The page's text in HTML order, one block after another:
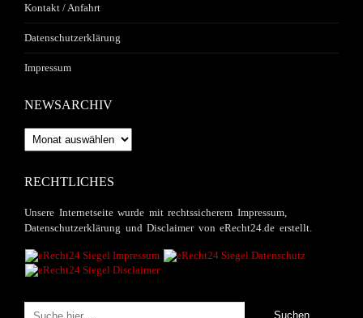
Kontakt / Anfahrt
Datenschutzerklärung
Impressum
NEWSARCHIV
Newsarchiv
RECHTLICHES
Unsere Internetseite wurde mit rechtssicherem Impressum,
Datenschutzerklärung und Disclaimer von eRecht24.de erstellt.